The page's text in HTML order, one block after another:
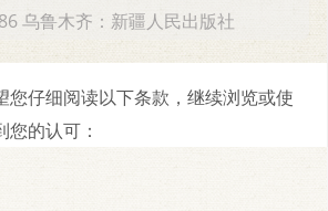
乌鲁木齐：新疆人民出版社
您仔细阅读以下条款，继续浏览或使
的认可：